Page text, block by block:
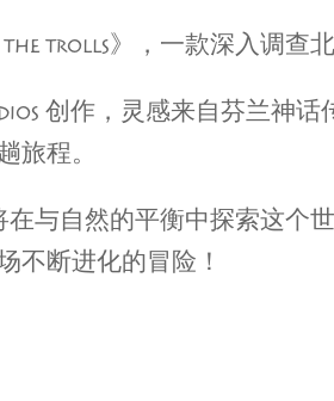
TROLLS》，一款深入调
创作，灵感来自芬兰神
旅程。
将在与自然的平衡中探索
不断进化的冒险！